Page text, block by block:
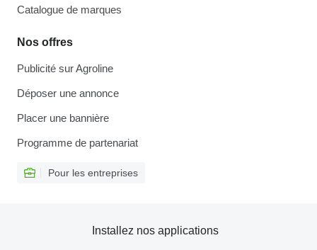
Catalogue de marques
Nos offres
Publicité sur Agroline
Déposer une annonce
Placer une bannière
Programme de partenariat
Pour les entreprises
Installez nos applications